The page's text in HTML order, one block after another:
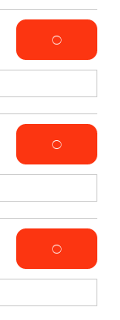
◯
◯
◯